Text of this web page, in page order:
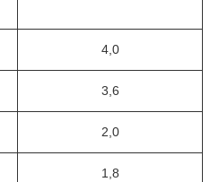
4,0
3,6
2,0
1,8